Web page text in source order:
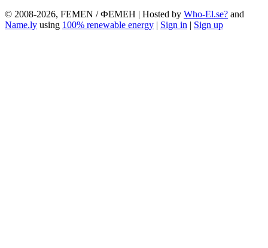
© 2008-2026, FEMEN / ФЕМЕН | Hosted by Who-El.se? and
Name.ly using 100% renewable energy Sign in Sign up